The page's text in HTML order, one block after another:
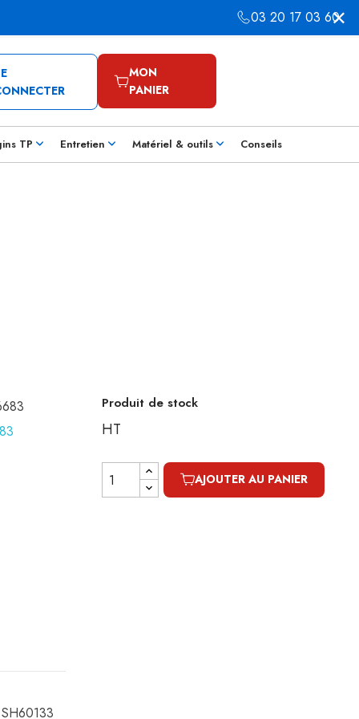
03 20 17 03 60
MON
PANIER
TP Entretien Matériel & outils Conseils
Produit de stock
HT
AJOUTER AU PANIER